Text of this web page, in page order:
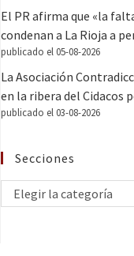
El PR afirma que «la
condenan a La Rioja a
publicado el 05-08-2026
La Asociación
en la ribera del Cidacos
publicado el 03-08-2026
Secciones
Elegir la categoría